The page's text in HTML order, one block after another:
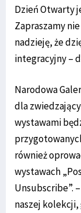
Dzień Otwarty
Zapraszamy
nadzieję, że
integracyjny –
Narodowa
dla
wystawami
również
wystawach
Unsubscribe”.
naszej